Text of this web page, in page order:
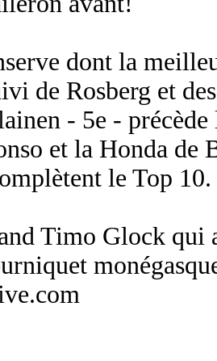
dont la
de Rosberg et
- 5e -
et la Honda de
le Top 10.
Timo Glock qui